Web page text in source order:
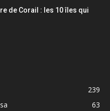
de Corail : les 10 îles qui
239
63